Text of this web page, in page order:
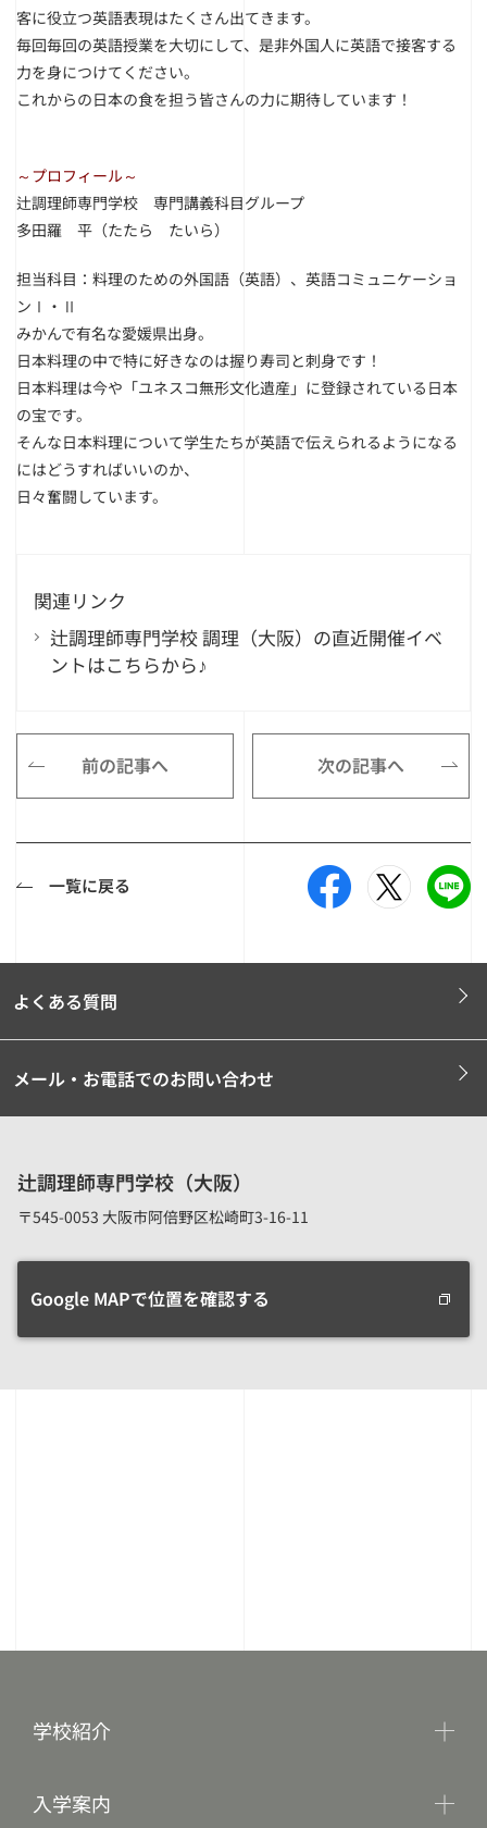
客に役立つ英語表現はたくさん出てきます。
毎回毎回の英語授業を大切にして、是非外国人に英語で接客する
力を身につけてください。
これからの日本の食を担う皆さんの力に期待しています！
～プロフィール～
辻調理師専門学校 専門講義科目グループ
多田羅 平（たたら たいら）
担当科目：料理のための外国語（英語）、英語コミュニケーショ
ンⅠ・Ⅱ
みかんで有名な愛媛県出身。
日本料理の中で特に好きなのは握り寿司と刺身です！
日本料理は今や「ユネスコ無形文化遺産」に登録されている日本
の宝です。
そんな日本料理について学生たちが英語で伝えられるようになる
にはどうすればいいのか、
日々奮闘しています。
関連リンク
辻調理師専門学校 調理（大阪）の直近開催イベ
ントはこちらから♪
前の記事へ 次の記事へ
一覧に戻る
よくある質問
メール・お電話でのお問い合わせ
辻調理師専門学校（大阪）
〒545-0053 大阪市阿倍野区松崎町3-16-11
Google MAPで位置を確認する
学校紹介
入学案内